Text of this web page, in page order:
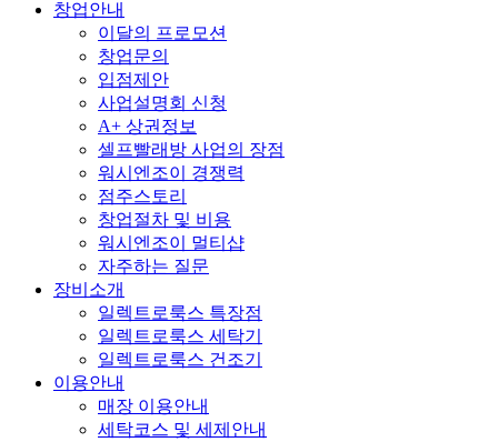
창업안내
이달의 프로모션
창업문의
입점제안
사업설명회 신청
A+ 상권정보
셀프빨래방 사업의 장점
워시엔조이 경쟁력
점주스토리
창업절차 및 비용
워시엔조이 멀티샵
자주하는 질문
장비소개
일렉트로룩스 특장점
일렉트로룩스 세탁기
일렉트로룩스 건조기
이용안내
매장 이용안내
세탁코스 및 세제안내